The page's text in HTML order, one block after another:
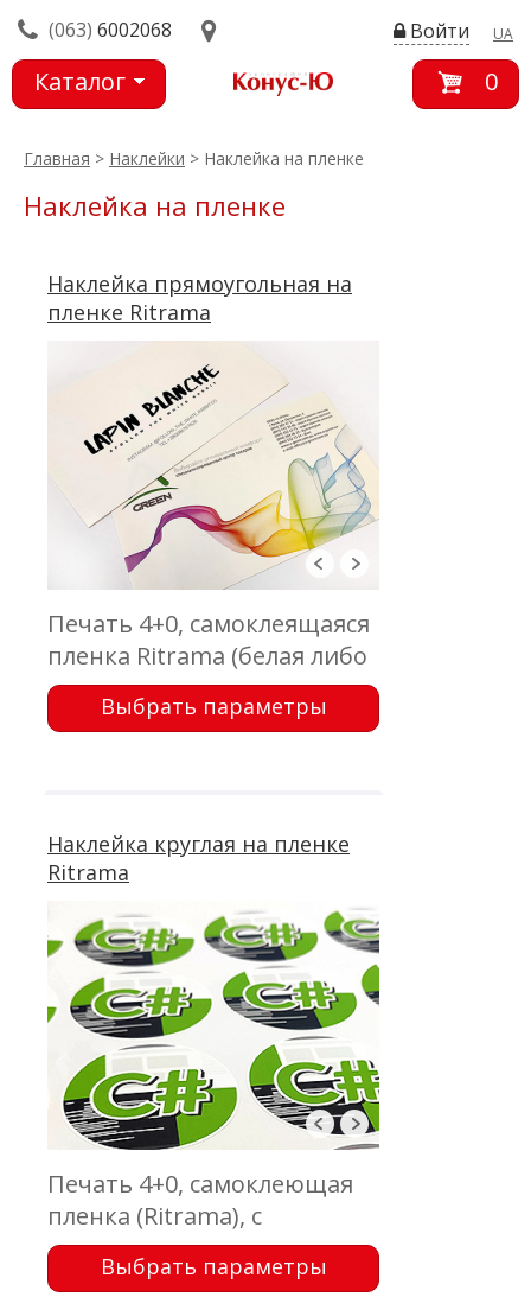
(063) 6002068 UA
Войти
Каталог
0
Главная > Наклейки > Наклейка на пленке
Наклейка на пленке
Наклейка прямоугольная на
пленке Ritrama
Печать 4+0, самоклеящаяся
пленка Ritrama (белая либо
прозрачная), с ламинацией
Выбрать параметры
Наклейка круглая на пленке
Ritrama
Печать 4+0, самоклеющая
пленка (Ritrama), с
ламинацией, плоттерная
порезка, отгрузка в А3
Выбрать параметры